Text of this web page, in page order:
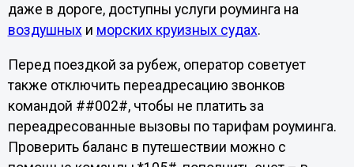
даже в дороге, доступны услуги роуминга на
воздушных и морских круизных судах.
Перед поездкой за рубеж, оператор советует
также отключить переадресацию звонков
командой ##002#, чтобы не платить за
переадресованные вызовы по тарифам роуминга.
Проверить баланс в путешествии можно с